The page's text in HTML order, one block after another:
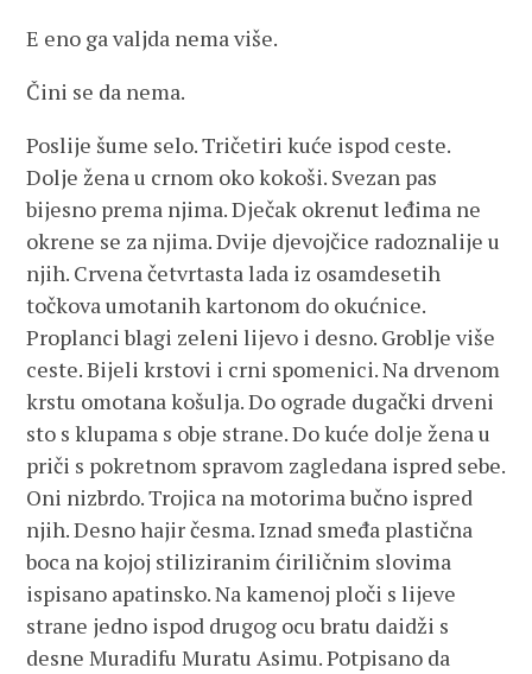
E eno ga valjda nema više.
Čini se da nema.
Poslije šume selo. Tričetiri kuće ispod ceste.
Dolje žena u crnom oko kokoši. Svezan pas
bijesno prema njima. Dječak okrenut leđima ne
okrene se za njima. Dvije djevojčice radoznalije u
njih. Crvena četvrtasta lada iz osamdesetih
točkova umotanih kartonom do okućnice.
Proplanci blagi zeleni lijevo i desno. Groblje više
ceste. Bijeli krstovi i crni spomenici. Na drvenom
krstu omotana košulja. Do ograde dugački drveni
sto s klupama s obje strane. Do kuće dolje žena u
priči s pokretnom spravom zagledana ispred sebe.
Oni nizbrdo. Trojica na motorima bučno ispred
njih. Desno hajir česma. Iznad smeđa plastična
boca na kojoj stiliziranim ćiriličnim slovima
ispisano apatinsko. Na kamenoj ploči s lijeve
strane jedno ispod drugog ocu bratu daidži s
desne Muradifu Muratu Asimu. Potpisano da